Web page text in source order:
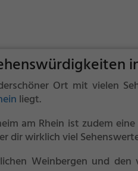
Ort mit vielen
liegt.
am Rhein ist zudem
dir wirklich viel
Weinbergen und den